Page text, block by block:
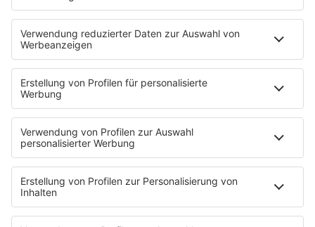
der Balance zwischen Lärm und Loslassen. Und
manchmal reicht ein sanfter Beat, um genau
diesen Moment der Ruhe zu finden.
HOME
INFOS
Kontakt
Jobs & Praktika
Pressekontakt